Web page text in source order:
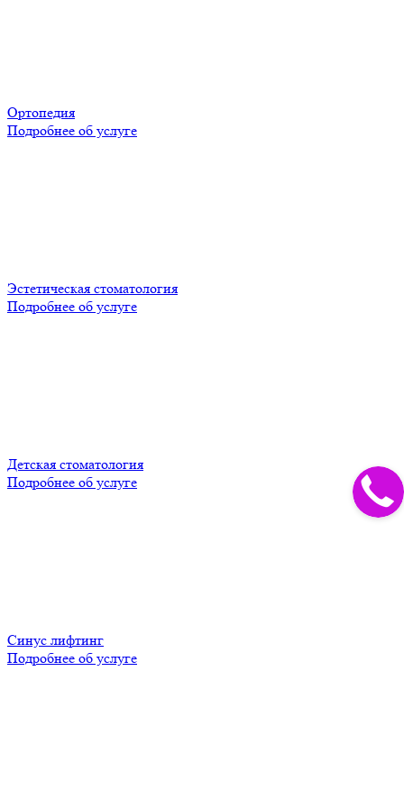
Ортопедия
Подробнее об услуге
Эстетическая стоматология
Подробнее об услуге
Детская стоматология
Подробнее об услуге
Синус лифтинг
Подробнее об услуге